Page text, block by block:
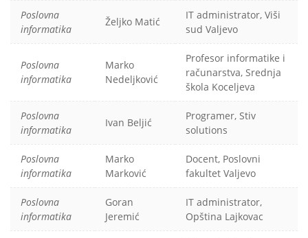
Poslovna
informatika
Željko Matić
IT administrator, Viši
sud Valjevo
Poslovna
informatika
Marko
Nedeljković
Profesor informatike i
računarstva, Srednja
škola Koceljeva
Poslovna
informatika
Ivan Beljić
Programer, Stiv
solutions
Poslovna
informatika
Marko
Marković
Docent, Poslovni
fakultet Valjevo
Poslovna
informatika
Goran
Jeremić
IT administrator,
Opština Lajkovac